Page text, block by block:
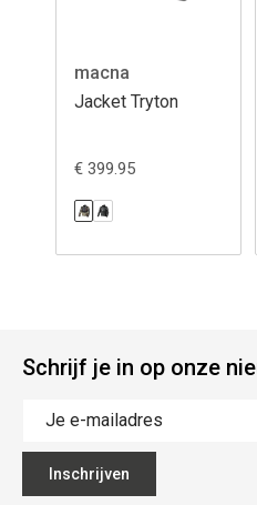
macna
Jacket Tryton
€ 399.95
Schrijf je in op onze
Inschrijven